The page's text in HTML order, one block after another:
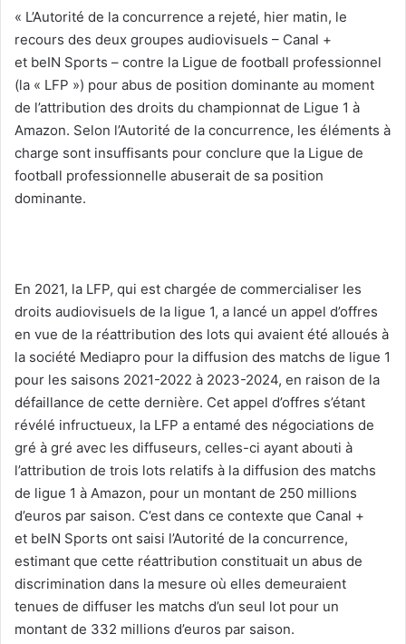
« L’Autorité de la concurrence a rejeté, hier matin, le
recours des deux groupes audiovisuels – Canal +
et beIN Sports – contre la Ligue de football professionnel
(la « LFP ») pour abus de position dominante au moment
de l’attribution des droits du championnat de Ligue 1 à
Amazon. Selon l’Autorité de la concurrence, les éléments à
charge sont insuffisants pour conclure que la Ligue de
football professionnelle abuserait de sa position
dominante.
En 2021, la LFP, qui est chargée de commercialiser les
droits audiovisuels de la ligue 1, a lancé un appel d’offres
en vue de la réattribution des lots qui avaient été alloués à
la société Mediapro pour la diffusion des matchs de ligue 1
pour les saisons 2021-2022 à 2023-2024, en raison de la
défaillance de cette dernière. Cet appel d’offres s’étant
révélé infructueux, la LFP a entamé des négociations de
gré à gré avec les diffuseurs, celles-ci ayant abouti à
l’attribution de trois lots relatifs à la diffusion des matchs
de ligue 1 à Amazon, pour un montant de 250 millions
d’euros par saison. C’est dans ce contexte que Canal +
et beIN Sports ont saisi l’Autorité de la concurrence,
estimant que cette réattribution constituait un abus de
discrimination dans la mesure où elles demeuraient
tenues de diffuser les matchs d’un seul lot pour un
montant de 332 millions d’euros par saison.